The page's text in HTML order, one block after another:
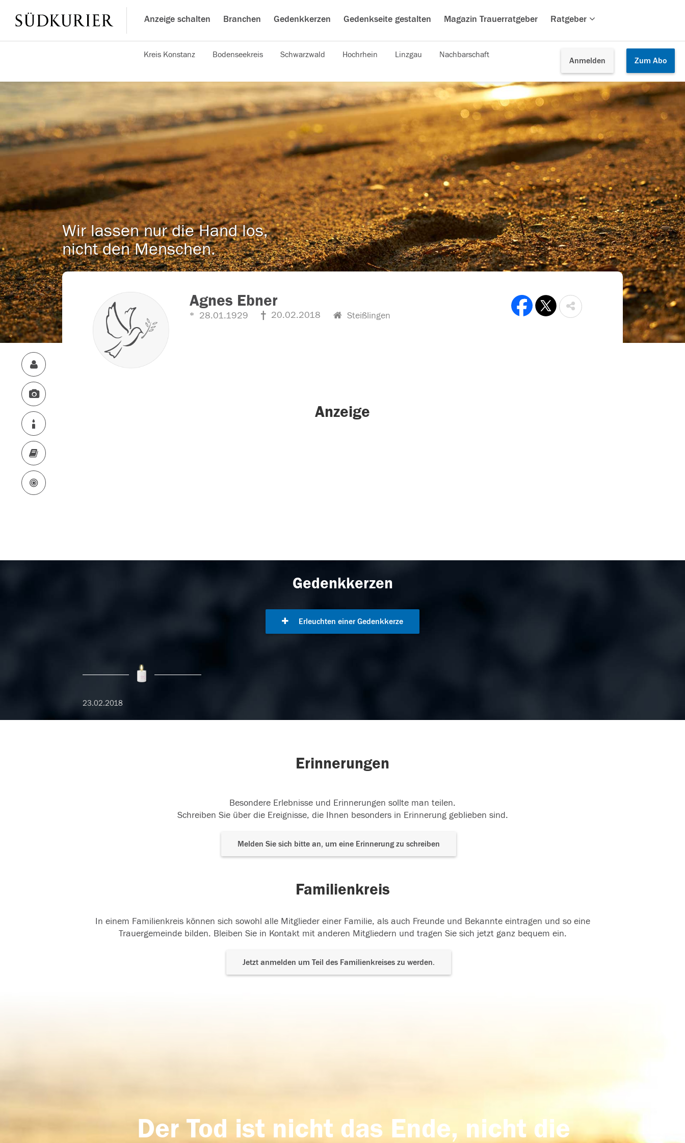
Anzeige schalten Branchen Gedenkkerzen Gedenkseite gestalten Magazin Trauerratgeber Ratgeber
Anmelden Zum Abo
Kreis Konstanz Bodenseekreis Schwarzwald Hochrhein Linzgau Nachbarschaft
Wir lassen nur die Hand los,
nicht den Menschen.
Agnes Ebner
28.01.1929 20.02.2018 Steißlingen
Anzeige
Gedenkkerzen
Erleuchten einer Gedenkkerze
23.02.2018
Erinnerungen
Besondere Erlebnisse und Erinnerungen sollte man teilen.
Schreiben Sie über die Ereignisse, die Ihnen besonders in Erinnerung geblieben sind.
Melden Sie sich bitte an, um eine Erinnerung zu schreiben
Familienkreis
In einem Familienkreis können sich sowohl alle Mitglieder einer Familie, als auch Freunde und Bekannte eintragen und so eine
Trauergemeinde bilden. Bleiben Sie in Kontakt mit anderen Mitgliedern und tragen Sie sich jetzt ganz bequem ein.
Jetzt anmelden um Teil des Familienkreises zu werden.
Der Tod ist nicht das Ende, nicht die